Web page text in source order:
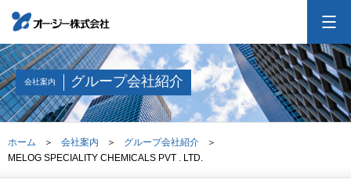
オー・ジーについて
会社案内
会社案内 グループ会社紹介
ホーム 会社案内
グループ会社紹介
MELOG SPECIALITY CHEMICALS PVT . LTD.